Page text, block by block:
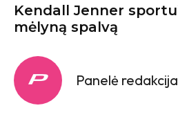
Kendall Jenner
mėlyną spalvą
Panelė redakcija